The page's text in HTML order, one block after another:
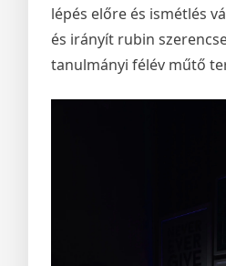
lépés előre és ismétlés
és irányít rubin
tanulmányi félév műtő